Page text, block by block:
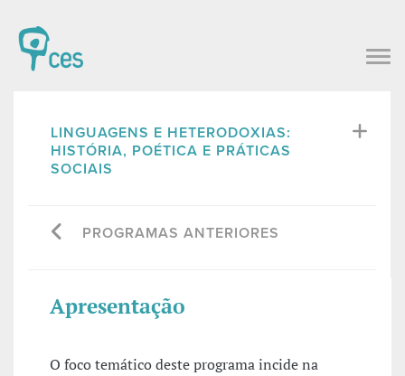
LINGUAGENS E HETERODOXIAS:
HISTÓRIA, POÉTICA E PRÁTICAS
SOCIAIS
PROGRAMAS ANTERIORES
Apresentação
O foco temático deste programa incide na